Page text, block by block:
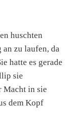
huschten
an zu laufen, da
hatte es gerade
sie
Macht in sie
dem Kopf